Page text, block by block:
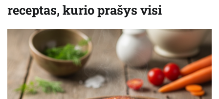
receptas, kurio prašys visi